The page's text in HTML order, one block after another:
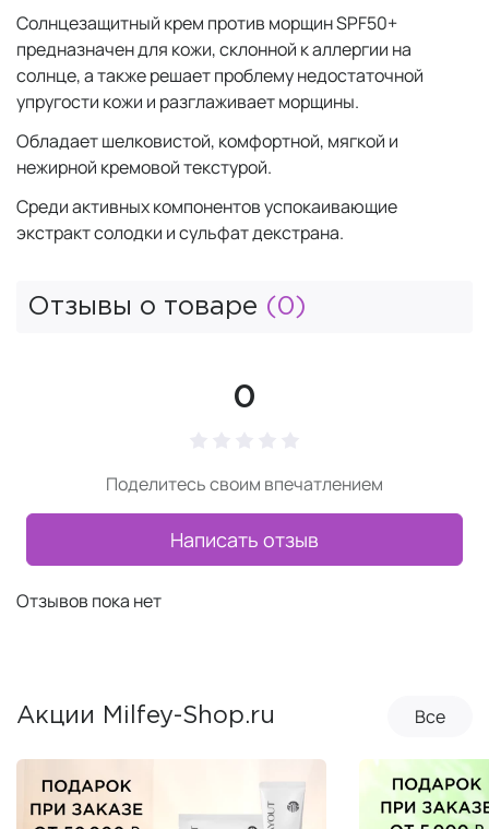
Солнцезащитный крем против морщин SPF50+
предназначен для кожи, склонной к аллергии на
солнце, а также решает проблему недостаточной
упругости кожи и разглаживает морщины.
Обладает шелковистой, комфортной, мягкой и
нежирной кремовой текстурой.
Среди активных компонентов успокаивающие
экстракт солодки и сульфат декстрана.
Отзывы о товаре (0)
0
Поделитесь своим впечатлением
Написать отзыв
Отзывов пока нет
Акции Milfey-Shop.ru Все